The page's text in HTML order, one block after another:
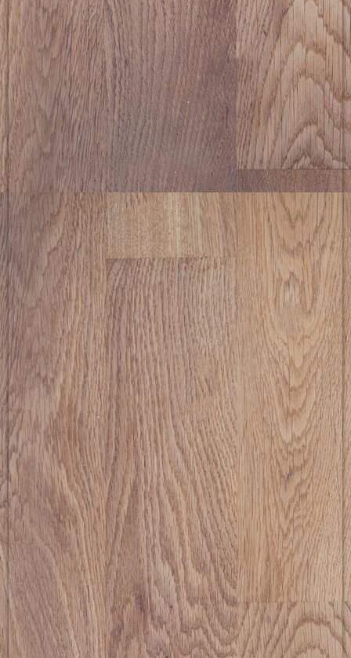
Mannschaftssieg TBG
Ommo Kleemann strartete erfolgreich in der Schüler-
Kategorie